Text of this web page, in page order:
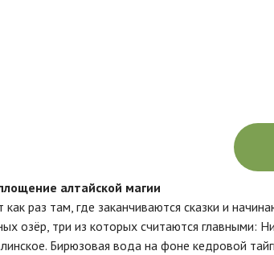
алтайской магии
раз там, где заканчиваются сказки и
озёр, три из которых считаются главными:
Бирюзовая вода на фоне кедровой